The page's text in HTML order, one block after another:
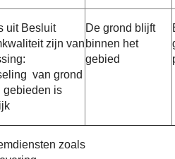
uit Besluit
zijn van
van grond
gebieden is
De grond blijft
binnen het
gebied
zoals